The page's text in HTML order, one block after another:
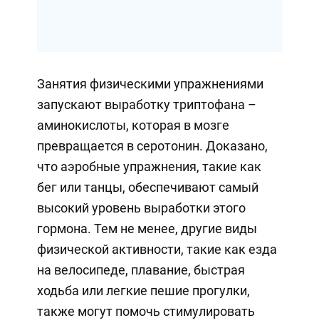
Занятия физическими упражнениями
запускают выработку триптофана –
аминокислоты, которая в мозге
превращается в серотонин. Доказано,
что аэробные упражнения, такие как
бег или танцы, обеспечивают самый
высокий уровень выработки этого
гормона. Тем не менее, другие виды
физической активности, такие как езда
на велосипеде, плавание, быстрая
ходьба или легкие пешие прогулки,
также могут помочь стимулировать